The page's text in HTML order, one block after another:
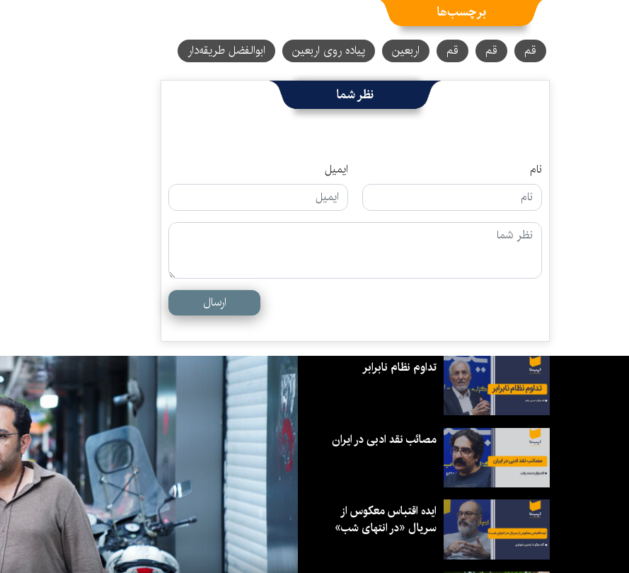
برچسب‌ها
قم قم قم اربعین پیاده روی اربعین ابوالفضل طریقه‌دار
نظر شما
نام ایمیل
ارسال
تداوم نظام نابرابر
مصائب نقد ادبی در ایران
ایده اقتباس معکوس از
سریال «در انتهای شب»